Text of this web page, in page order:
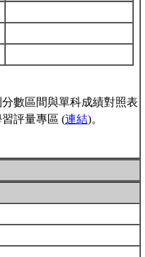
數區間與單科成績對照表
評量專區 (連結)。